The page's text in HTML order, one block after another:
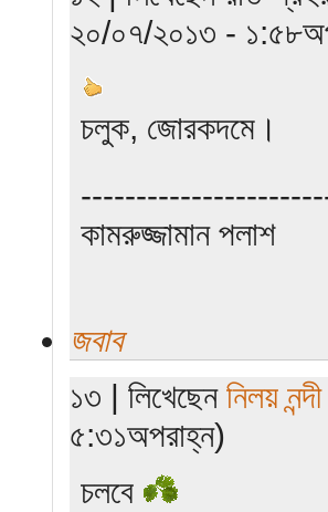
২০/০৭/২০১৩ -
চলুক, জোরকদমে।
কামরুজ্জামান পলাশ
জবাব
১৩ | লিখেছেন নিলয় নন্দী
৫:৩১অপরাহ্ন)
চলবে